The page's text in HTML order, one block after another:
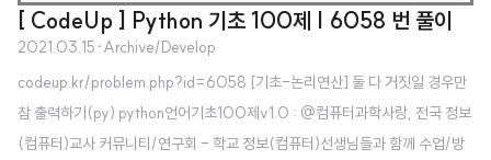
[ CodeUp ] Python 기초 100제 | 6058 번 풀이
2021.03.15 ·Archive/Develop
codeup.kr/problem.php?id=6058 [기초-논리연산] 둘 다 거짓일 경우만
참 출력하기(py) python언어기초100제v1.0 : @컴퓨터과학사랑, 전국 정보
(컴퓨터)교사 커뮤니티/연구회 - 학교 정보(컴퓨터)선생님들과 함께 수업/방